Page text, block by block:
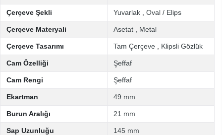
Çerçeve Şekli Yuvarlak Oval / Elips
Çerçeve Materyali Asetat Metal
Çerçeve Tasarımı Tam Çerçeve Klipsli Gözlük
Cam Özelliği Şeffaf
Cam Rengi Şeffaf
Ekartman 49 mm
Burun Aralığı 21 mm
Sap Uzunluğu 145 mm